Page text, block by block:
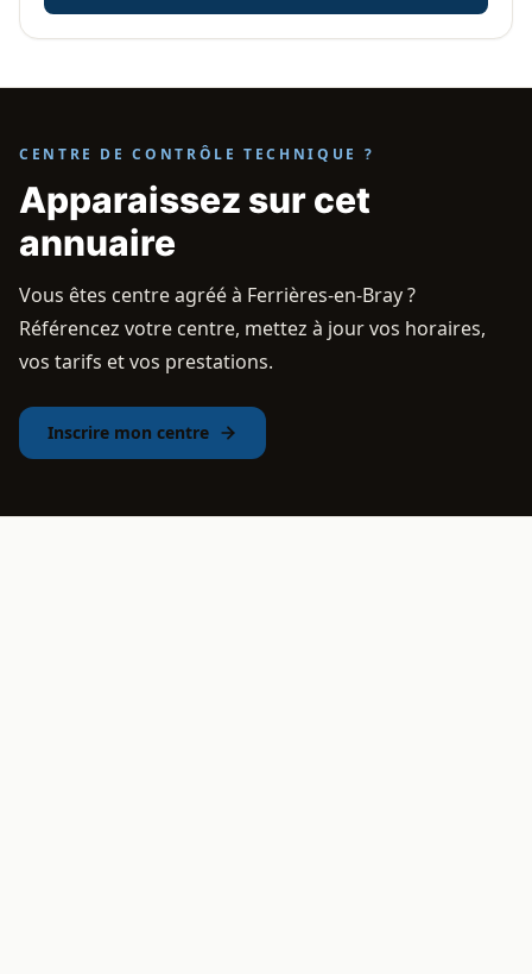
CENTRE DE CONTRÔLE TECHNIQUE ?
Apparaissez sur cet
annuaire
Vous êtes centre agréé à Ferrières-en-Bray ?
Référencez votre centre, mettez à jour vos horaires,
vos tarifs et vos prestations.
Inscrire mon centre